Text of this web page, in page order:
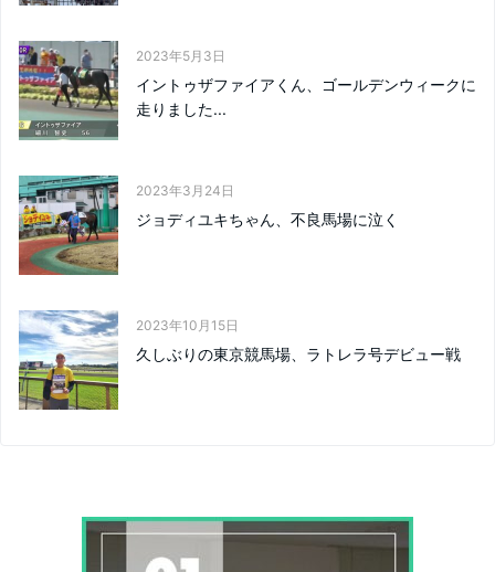
2023年5月3日
イントゥザファイアくん、ゴールデンウィークに
走りました...
2023年3月24日
ジョディユキちゃん、不良馬場に泣く
2023年10月15日
久しぶりの東京競馬場、ラトレラ号デビュー戦